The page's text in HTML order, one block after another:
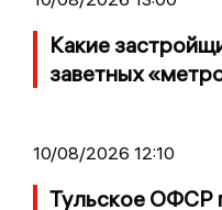
Какие
заветных
10/08/2026 12:10
Тульское ОФСР